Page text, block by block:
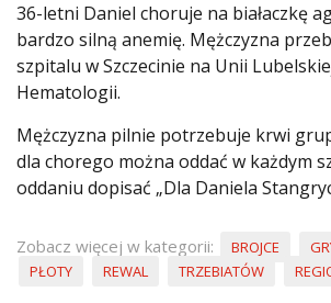
36-letni Daniel choruje na białaczkę
bardzo silną anemię. Mężczyzna
szpitalu w Szczecinie na Unii
Hematologii.
Mężczyzna pilnie potrzebuje krwi
dla chorego można oddać w każdym
oddaniu dopisać „Dla Daniela
Zobacz więcej w kategorii: BROJCE
PŁOTY
REWAL TRZEBIATÓW